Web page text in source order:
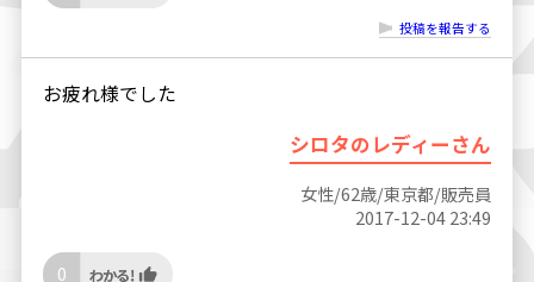
投稿を報告する
お疲れ様でした
シロタのレディーさん
女性/62歳/東京都/販売員
2017-12-04 23:49
0